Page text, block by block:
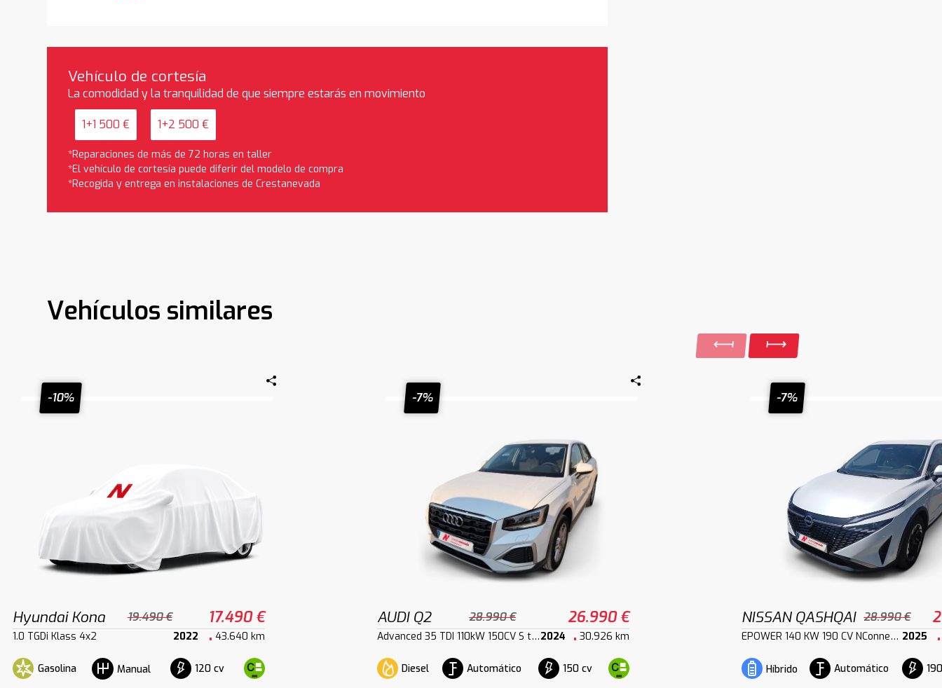
Vehículo de cortesía
La comodidad y la tranquilidad de que siempre estarás en movimiento
1+1 500 € 1+2 500 €
*Reparaciones de más de 72 horas en taller
*El vehículo de cortesía puede diferir del modelo de compra
*Recogida y entrega en instalaciones de Crestanevada
Vehículos similares
-10%
Hyundai Kona 19.490 € 17.490 €
1.0 TGDi Klass 4x2 2022 43.640 km
Gasolina Manual 120 cv
-7%
AUDI Q2 28.990 € 26.990 €
Advanced 35 TDI 110kW 150CV S tronic2024 30.926 km
Diesel Automático 150 cv
-7%
NISSAN QASHQAI 28.990 €
EPOWER 140 KW 190 CV NConnecta 2025
Híbrido Automático